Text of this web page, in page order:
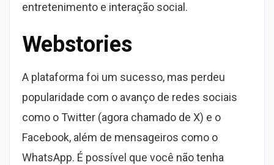
entretenimento e interação social.
Webstories
A plataforma foi um sucesso, mas perdeu
popularidade com o avanço de redes sociais
como o Twitter (agora chamado de X) e o
Facebook, além de mensageiros como o
WhatsApp. É possível que você não tenha